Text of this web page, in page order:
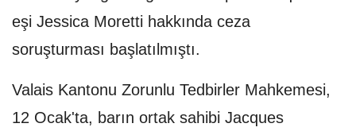
eşi Jessica Moretti hakkında ceza
soruşturması başlatılmıştı.
Valais Kantonu Zorunlu Tedbirler Mahkemesi,
12 Ocak'ta, barın ortak sahibi Jacques